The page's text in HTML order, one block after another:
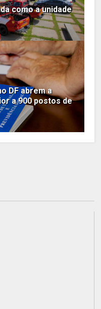
como a unidade
DF abrem a
a 900 postos de